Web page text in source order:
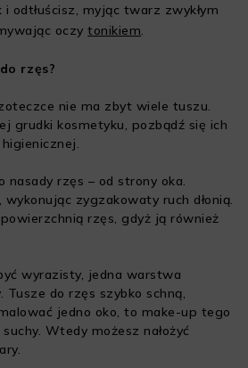
odtłuścisz, myjąc twarz zwykłym
oczytonikiem
rzęs?
nie ma zbyt wiele tuszu.
grudki kosmetyku, pozbądź się ich
nasady rzęs – od strony oka.
zygzakowaty ruch dłonią.
rzęs, gdyż ją również
wyrazisty, jedna warstwa
do rzęs szybko schną,
jedno oko, to make-up tego
Wtedy możesz nałożyć